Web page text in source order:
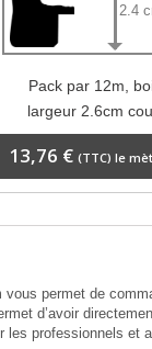
2.4
Pack par 12m,
largeur 2.6cm
13,76 € (TTC) le
permet de
d’avoir
professionnels